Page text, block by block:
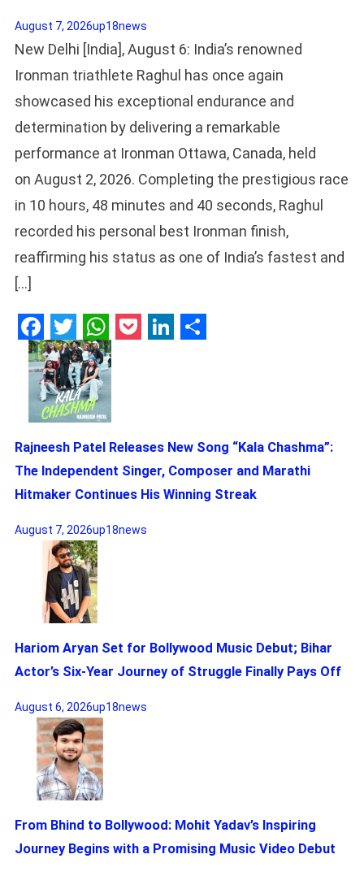
August 7, 2026up18news
New Delhi [India], August 6: India’s renowned
Ironman triathlete Raghul has once again
showcased his exceptional endurance and
determination by delivering a remarkable
performance at Ironman Ottawa, Canada, held
on August 2, 2026. Completing the prestigious race
in 10 hours, 48 minutes and 40 seconds, Raghul
recorded his personal best Ironman finish,
reaffirming his status as one of India’s fastest and
[…]
Facebook
TwitterWhatsApp
Rajneesh Patel Releases New Song “Kala Chashma”:
The Independent Singer, Composer and Marathi
Hitmaker Continues His Winning Streak
August 7, 2026up18news
Hariom Aryan Set for Bollywood Music Debut; Bihar
Actor’s Six-Year Journey of Struggle Finally Pays Off
August 6, 2026up18news
From Bhind to Bollywood: Mohit Yadav’s Inspiring
Journey Begins with a Promising Music Video Debut